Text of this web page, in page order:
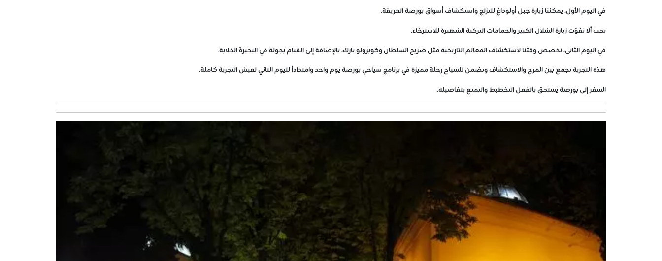
في اليوم الأول، يمكننا زيارة جبل أولوداغ للتزلج واستكشاف أسواق بورصة العريقة.
يجب ألا نفوّت زيارة الشلال الكبير والحمامات التركية الشهيرة للاسترخاء.
في اليوم الثاني، نخصص وقتنا لاستكشاف المعالم التاريخية مثل ضريح السلطان وكوبرولو بارك، بالإضافة إلى القيام بجولة في البحيرة الخلابة.
هذه التجربة تجمع بين المرح والاستكشاف وتضمن للسياح رحلة مميزة في برنامج سياحي بورصة يوم واحد وامتداداً لليوم الثاني لعيش التجربة كاملة.
السفر إلى بورصة يستحق بالفعل التخطيط والتمتع بتفاصيله.